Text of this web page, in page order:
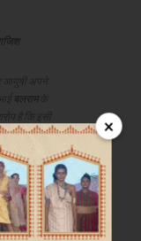
×
और कथित
मदद करेगा
मूल्य की
को वाहन से